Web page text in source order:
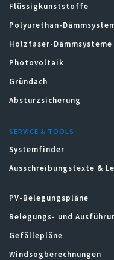
Flüssigkunststoffe
Polyurethan-
Holzfaser-Dämmsysteme
Photovoltaik
Gründach
Absturzsicherung
SERVICE & TOOLS
Systemfinder
Ausschreibungstexte &
PV-Belegungspläne
Belegungs- und
Gefällepläne
Windsogberechnungen